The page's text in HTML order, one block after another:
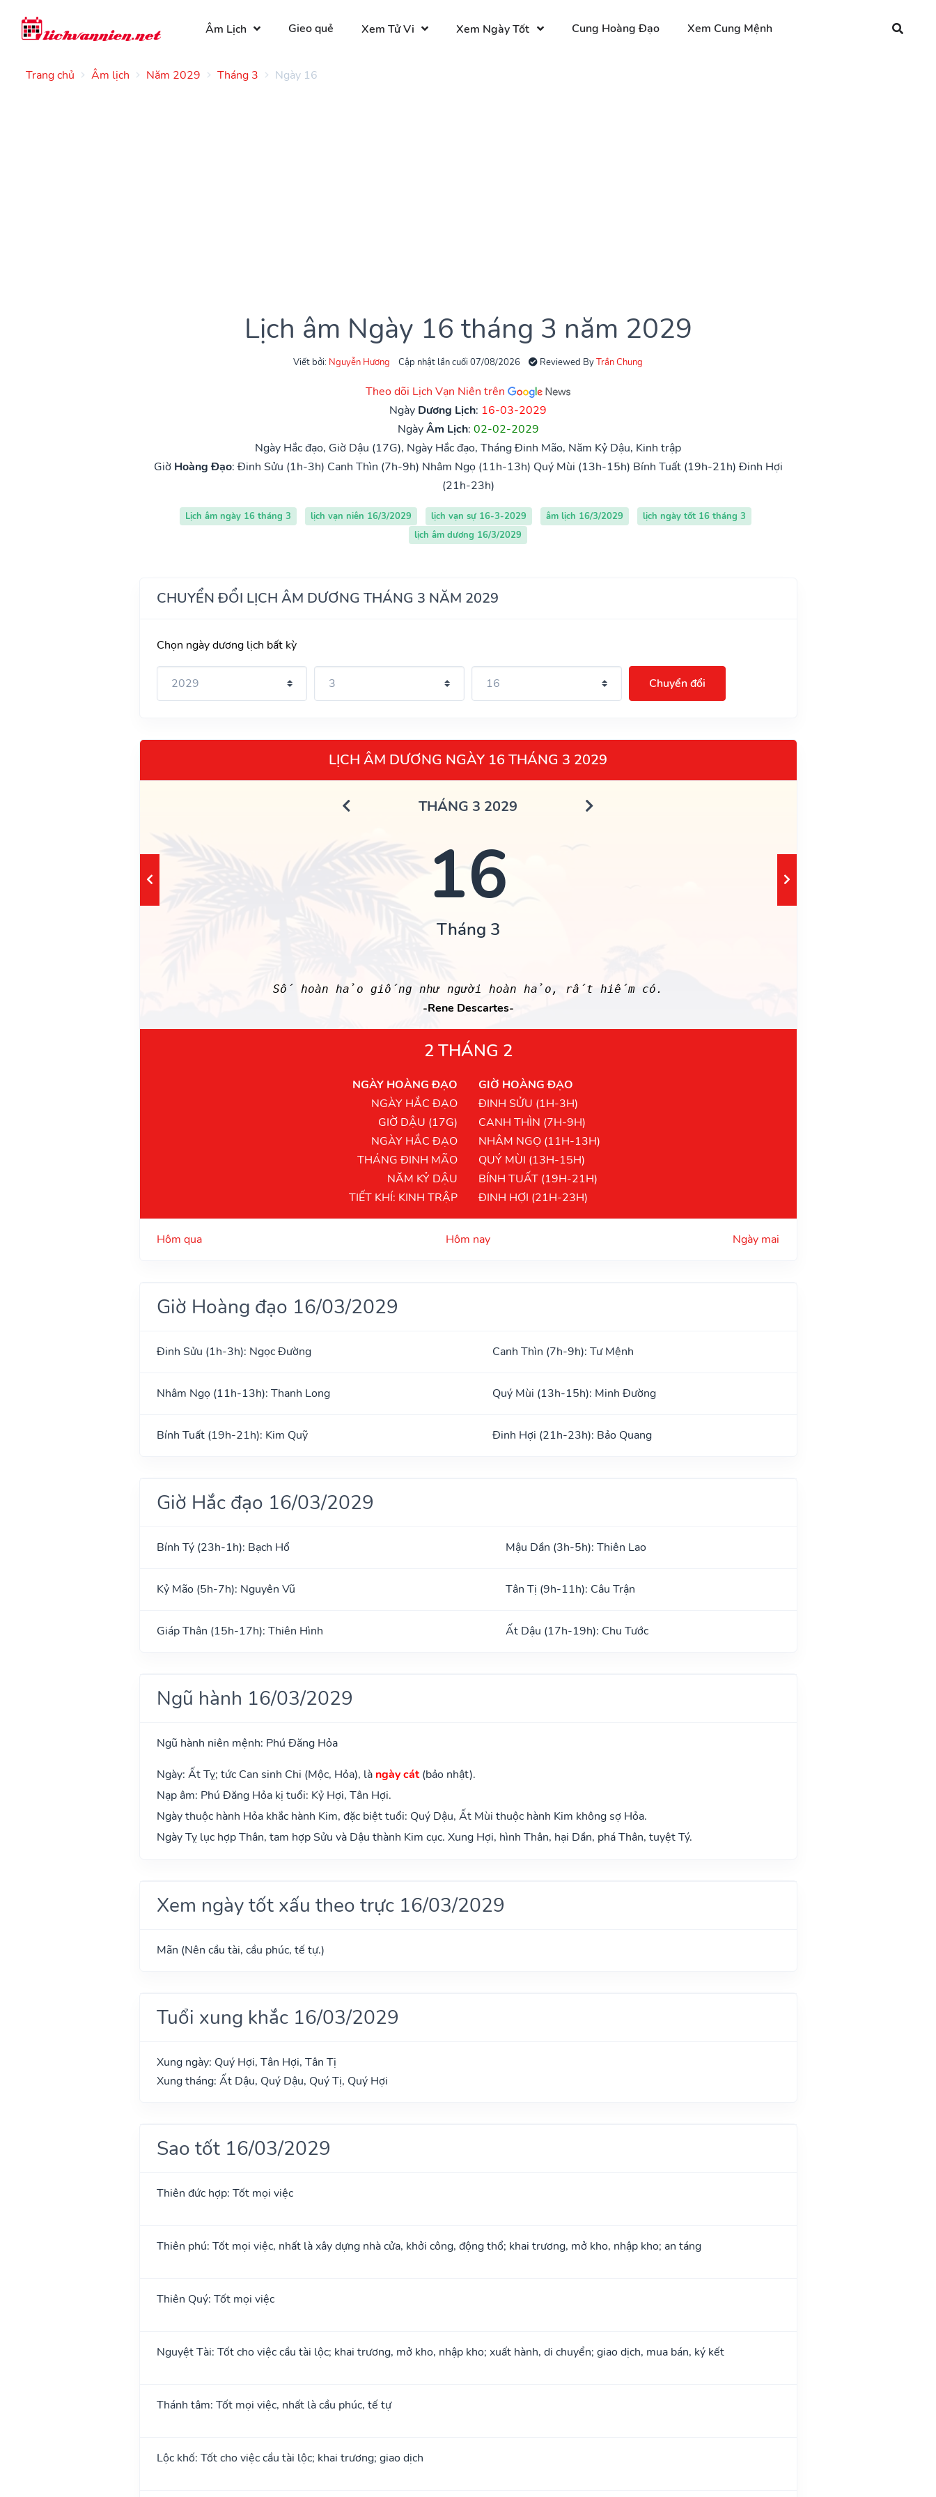
Âm Lịch Gieo quẻ Xem Tử Vi Xem Ngày Tốt Cung Hoàng Đạo Xem Cung Mệnh
Trang chủ Âm lịch Năm 2029 Tháng 3 Ngày 16
Lịch âm Ngày 16 tháng 3 năm 2029
Viết bởi: Nguyễn Hương Cập nhật lần cuối 07/08/2026 Reviewed ByTrần Chung
Theo dõi Lịch Vạn Niên trên
Ngày Dương Lịch: 16-03-2029
NgàyÂm Lịch: 02-02-2029
Ngày Hắc đạo, Giờ Dậu (17G), Ngày Hắc đạo, Tháng Đinh Mão, Năm Kỷ Dậu, Kinh trập
Giờ Hoàng Đạo: Đinh Sửu (1h-3h) Canh Thìn (7h-9h) Nhâm Ngọ (11h-13h) Quý Mùi (13h-15h) Bính Tuất (19h-21h) Đinh Hợi
(21h-23h)
Lịch âm ngày 16 tháng 3 lịch vạn niên 16/3/2029 lịch vạn sự 16-3-2029 âm lịch 16/3/2029
lịch ngày tốt 16 tháng 3
lịch âm dương 16/3/2029
CHUYỂN ĐỔI LỊCH ÂM DƯƠNG THÁNG 3 NĂM 2029
Chọn ngày dương lịch bất kỳ
Chuyển đổi
LỊCH ÂM DƯƠNG NGÀY 16 THÁNG 3 2029
THÁNG 3 2029
16
Tháng 3
Số hoàn hảo giống như người hoàn hảo, rất hiếm có.
-Rene Descartes-
2 THÁNG 2
NGÀY HOÀNG ĐẠO
NGÀY HẮC ĐẠO
GIỜ DẬU (17G)
NGÀY HẮC ĐẠO
THÁNG ĐINH MÃO
NĂM KỶ DẬU
TIẾT KHÍ: KINH TRẬP
GIỜ HOÀNG ĐẠO
ĐINH SỬU (1H-3H)
CANH THÌN (7H-9H)
NHÂM NGỌ (11H-13H)
QUÝ MÙI (13H-15H)
BÍNH TUẤT (19H-21H)
ĐINH HỢI (21H-23H)
Hôm qua Hôm nay Ngày mai
Giờ Hoàng đạo 16/03/2029
Đinh Sửu (1h-3h): Ngọc Đường Canh Thìn (7h-9h): Tư Mệnh
Nhâm Ngọ (11h-13h): Thanh Long Quý Mùi (13h-15h): Minh Đường
Bính Tuất (19h-21h): Kim Quỹ Đinh Hợi (21h-23h): Bảo Quang
Giờ Hắc đạo 16/03/2029
Bính Tý (23h-1h): Bạch Hổ Mậu Dần (3h-5h): Thiên Lao
Kỷ Mão (5h-7h): Nguyên Vũ Tân Tị (9h-11h): Câu Trận
Giáp Thân (15h-17h): Thiên Hình Ất Dậu (17h-19h): Chu Tước
Ngũ hành 16/03/2029
Ngũ hành niên mệnh: Phú Đăng Hỏa
Ngày: Ất Tỵ; tức Can sinh Chi (Mộc, Hỏa), là ngày cát(bảo nhật).
Nạp âm: Phú Đăng Hỏa kị tuổi: Kỷ Hợi, Tân Hợi.
Ngày thuộc hành Hỏa khắc hành Kim, đặc biệt tuổi: Quý Dậu, Ất Mùi thuộc hành Kim không sợ Hỏa.
Ngày Tỵ lục hợp Thân, tam hợp Sửu và Dậu thành Kim cục. Xung Hợi, hình Thân, hại Dần, phá Thân, tuyệt Tý.
Xem ngày tốt xấu theo trực 16/03/2029
Mãn (Nên cầu tài, cầu phúc, tế tự.)
Tuổi xung khắc 16/03/2029
Xung ngày: Quý Hợi, Tân Hợi, Tân Tị
Xung tháng: Ất Dậu, Quý Dậu, Quý Tị, Quý Hợi
Sao tốt 16/03/2029
Thiên đức hợp: Tốt mọi việc
Thiên phú: Tốt mọi việc, nhất là xây dựng nhà cửa, khởi công, động thổ; khai trương, mở kho, nhập kho; an táng
Thiên Quý: Tốt mọi việc
Nguyệt Tài: Tốt cho việc cầu tài lộc; khai trương, mở kho, nhập kho; xuất hành, di chuyển; giao dịch, mua bán, ký kết
Thánh tâm: Tốt mọi việc, nhất là cầu phúc, tế tự
Lộc khố: Tốt cho việc cầu tài lộc; khai trương; giao dịch